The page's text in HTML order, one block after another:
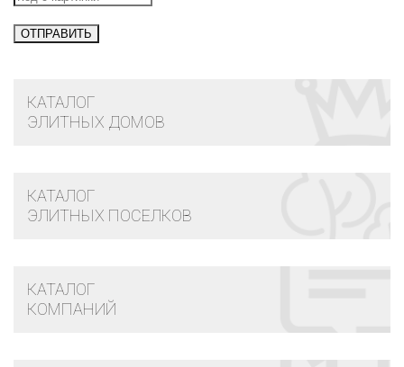
КАТАЛОГ
ЭЛИТНЫХ ДОМОВ
КАТАЛОГ
ЭЛИТНЫХ ПОСЕЛКОВ
КАТАЛОГ
КОМПАНИЙ